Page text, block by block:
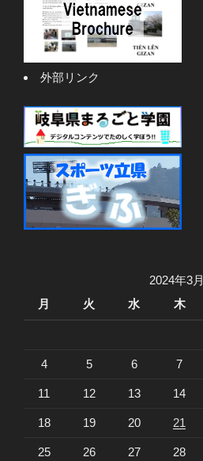
外部リンク
2024年3月
月
火 水 木
4 5 6 7
11 12 13 14
18 19 20 21
25 26 27 28